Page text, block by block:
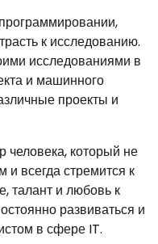
к исследованию.
исследованиями в
и машинного
проекты и
который не
и всегда стремится к
талант и любовь к
развиваться и
в сфере IT.